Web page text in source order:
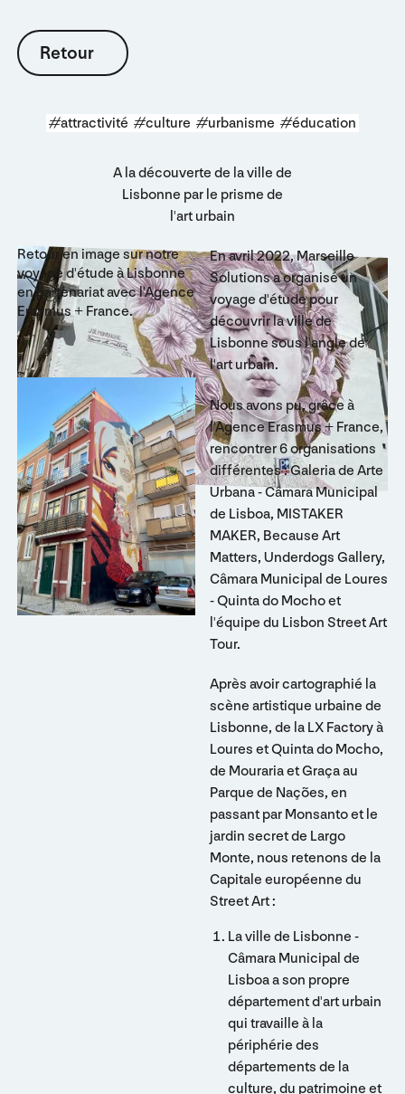
Retour
Retour
#attractivité #culture #urbanisme #éducation
A la découverte de la ville de
Lisbonne par le prisme de
l'art urbain
Retour en image sur notre
voyage d'étude à Lisbonne
en partenariat avec l'Agence
Erasmus + France.
En avril 2022, Marseille
Solutions a organisé un
voyage d'étude pour
découvrir la ville de
Lisbonne sous l'angle de
l'art urbain.
Nous avons pu, grâce à
l'Agence Erasmus + France,
rencontrer 6 organisations
différentes : Galeria de Arte
Urbana - Câmara Municipal
de Lisboa, MISTAKER
MAKER, Because Art
Matters, Underdogs Gallery,
Câmara Municipal de Loures
- Quinta do Mocho et
l'équipe du Lisbon Street Art
Tour.
Après avoir cartographié la
scène artistique urbaine de
Lisbonne, de la LX Factory à
Loures et Quinta do Mocho,
de Mouraria et Graça au
Parque de Nações, en
passant par Monsanto et le
jardin secret de Largo
Monte, nous retenons de la
Capitale européenne du
Street Art :
La ville de Lisbonne -
Câmara Municipal de
Lisboa a son propre
département d'art urbain
qui travaille à la
périphérie des
départements de la
culture, du patrimoine et